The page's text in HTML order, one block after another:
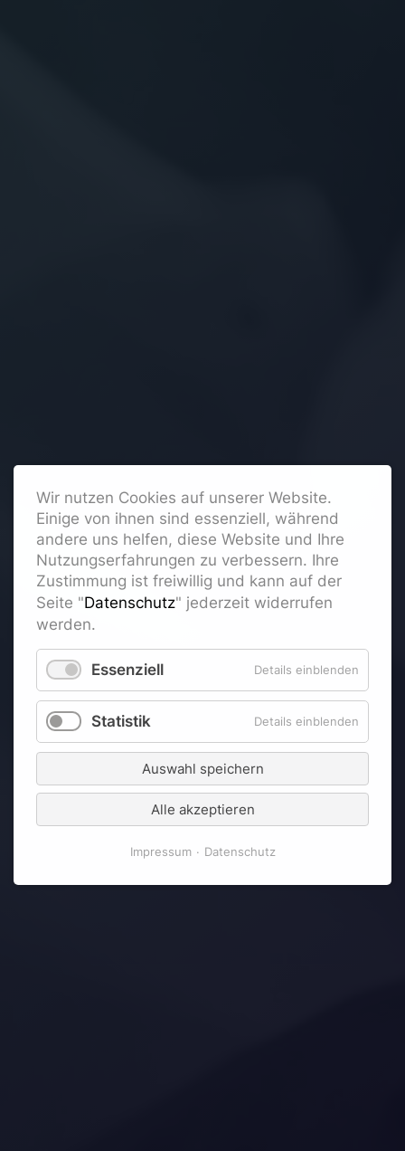
Wir nutzen Cookies auf unserer Website.
Einige von ihnen sind essenziell, während
andere uns helfen, diese Website und Ihre
Nutzungserfahrungen zu verbessern. Ihre
Zustimmung ist freiwillig und kann auf der
Seite "Datenschutz" jederzeit widerrufen
werden.
Essenziell Details einblenden
Statistik Details einblenden
Auswahl speichern
Alle akzeptieren
Impressum Datenschutz